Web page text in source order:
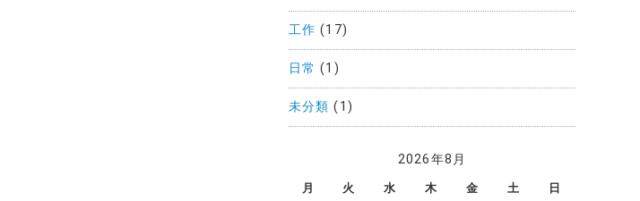
工作 (17)
日常 (1)
未分類 (1)
2026年8月
月 火 水 木 金 土 日